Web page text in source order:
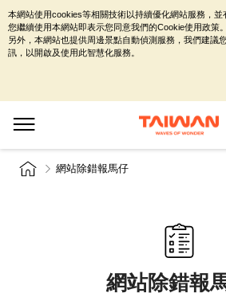
網站除錯報馬仔
網站除錯報
本網站使用cookies等相關技術以持續優化網站服務，
您繼續使用本網站即表示您同意我們的Cookie使用政策。
另外，本網站也提供周邊景點自動偵測服務，我們建議
訊，以開啟及使用此智慧化服務。